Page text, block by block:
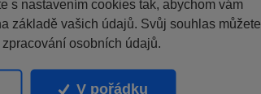
s nastavením cookies tak, abychom vám
základě vašich údajů. Svůj souhlas můžete
osobních údajů.
V pořádku